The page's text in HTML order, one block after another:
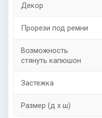
Декор
Прорези под ремни
Возможность
стянуть капюшон
Застежка
Размер (д х ш)